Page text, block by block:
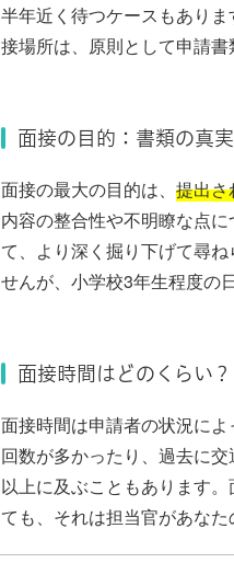
半年近く待つケースもあり
接場所は、原則として申請
面接の目的：書類の真
面接の最大の目的は、 提出さ
内容の整合性や不明瞭な点
て、より深く掘り下げて尋
せんが、小学校3年生程度の
面接時間はどのくらい？
面接時間は申請者の状況によ
回数が多かったり、過去に
以上に及ぶこともあります
ても、それは担当官があな